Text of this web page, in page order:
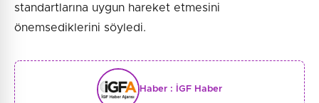
standartlarına uygun hareket etmesini
önemsediklerini söyledi.
Haber : İGF Haber